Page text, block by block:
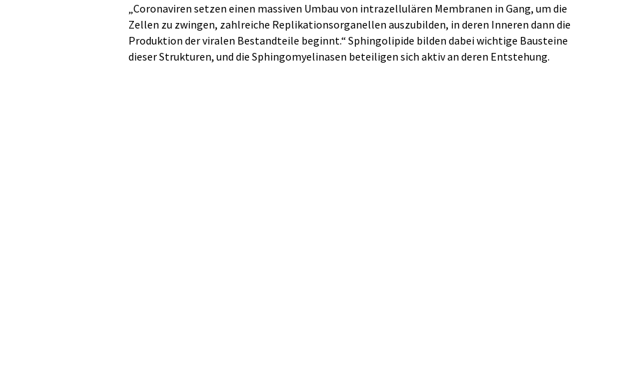
„Coronaviren setzen einen massiven Umbau von intrazellulären Membranen in Gang, um die
Zellen zu zwingen, zahlreiche Replikationsorganellen auszubilden, in deren Inneren dann die
Produktion der viralen Bestandteile beginnt.“ Sphingolipide bilden dabei wichtige Bausteine
dieser Strukturen, und die Sphingomyelinasen beteiligen sich aktiv an deren Entstehung.